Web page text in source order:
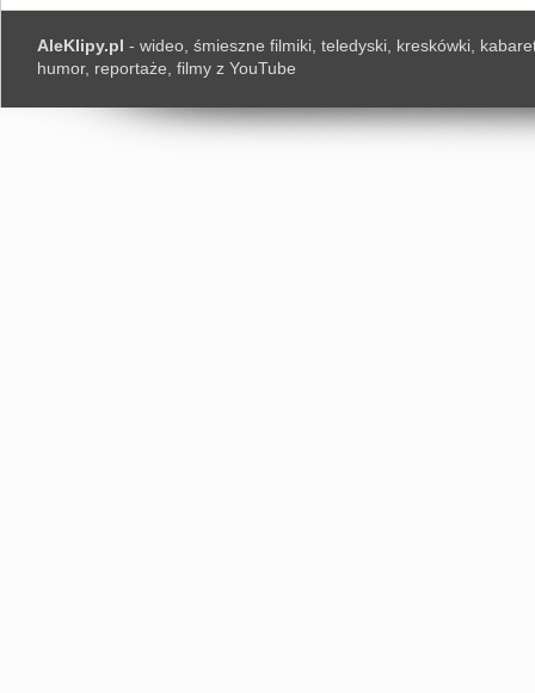
AleKlipy.pl - wideo, śmieszne filmiki, teledyski, kreskówki,
humor, reportaże, filmy z YouTube